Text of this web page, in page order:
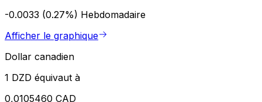
-0.0033 (0.27%) Hebdomadaire
Afficher le graphique
Dollar canadien
1 DZD équivaut à
0,0105460 CAD